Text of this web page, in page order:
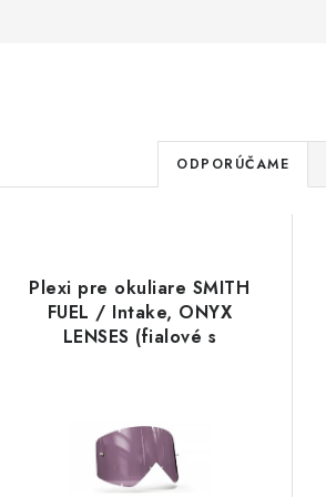
R
a
e
n
e
p
ODPORÚČAME
Plexi pre okuliare SMITH
FUEL / Intake, ONYX
LENSES (fialové s